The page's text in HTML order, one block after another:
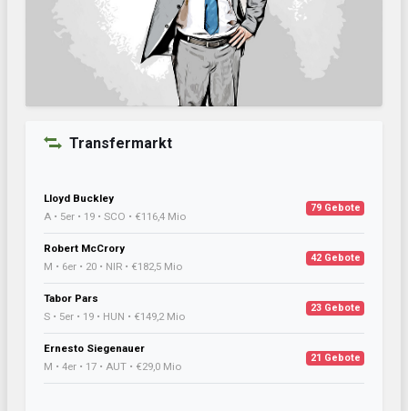
Transfermarkt
Lloyd Buckley
A • 5er • 19 • SCO • €116,4 Mio
79 Gebote
Robert McCrory
M • 6er • 20 • NIR • €182,5 Mio
42 Gebote
Tabor Pars
S • 5er • 19 • HUN • €149,2 Mio
23 Gebote
Ernesto Siegenauer
M • 4er • 17 • AUT • €29,0 Mio
21 Gebote